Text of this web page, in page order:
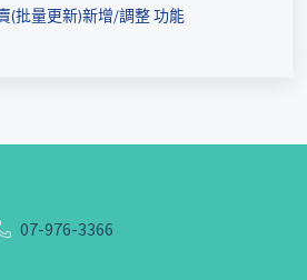
(批量更新)新增/調整 功能
07-976-3366